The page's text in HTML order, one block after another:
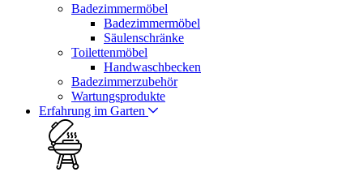
Badezimmermöbel
Badezimmermöbel
Säulenschränke
Toilettenmöbel
Handwaschbecken
Badezimmerzubehör
Wartungsprodukte
Erfahrung im Garten